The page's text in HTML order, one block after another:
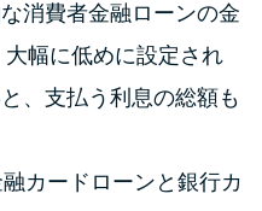
もお金を借りるに
断基準と工面法
ラックでも審査に通
ブラックか確かめる
消費者金融ローンの金
幅に低めに設定され
、支払う利息の総額も
カードローンと銀行カ